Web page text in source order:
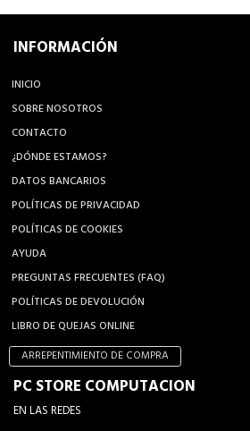
INFORMACIÓN
INICIO
SOBRE NOSOTROS
CONTACTO
¿DÓNDE ESTAMOS?
DATOS BANCARIOS
POLÍTICAS DE PRIVACIDAD
POLÍTICAS DE COOKIES
AYUDA
PREGUNTAS FRECUENTES (FAQ)
POLÍTICAS DE DEVOLUCIÓN
LIBRO DE QUEJAS ONLINE
ARREPENTIMIENTO DE COMPRA
PC STORE COMPUTACION
EN LAS REDES